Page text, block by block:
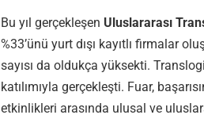
Bu yıl gerçekleşen Uluslararası
%33’ünü yurt dışı kayıtlı firmalar
sayısı da oldukça yüksekti.
katılımıyla gerçekleşti. Fuar,
etkinlikleri arasında ulusal ve